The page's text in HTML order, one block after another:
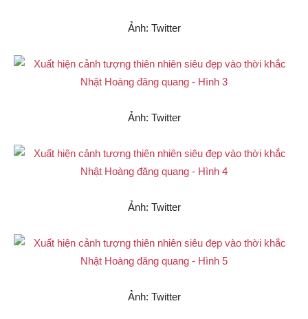
Ảnh: Twitter
Ảnh: Twitter
Ảnh: Twitter
Ảnh: Twitter